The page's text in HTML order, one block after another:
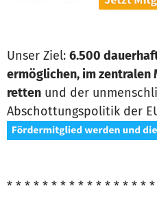
Unser Ziel: 6.500
ermöglichen, im zentralen
retten und der
Abschottungspolitik der
* * * * * * * * * * * * * * * * *